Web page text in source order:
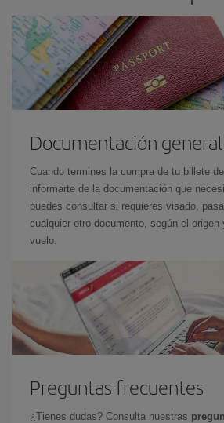
Documentación general
Cuando termines la compra de tu billete
informarte de la documentación que
puedes consultar si requieres visado,
cualquier otro documento, según el
vuelo.
Preguntas frecuentes
¿Tienes dudas? Consulta nuestras